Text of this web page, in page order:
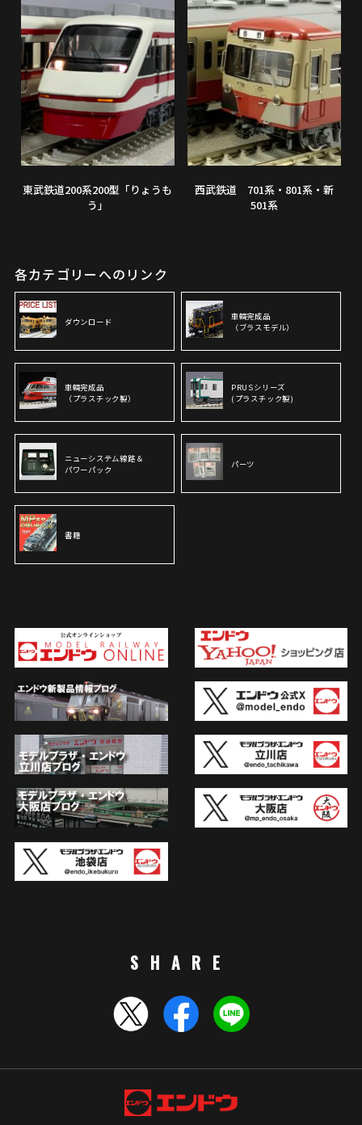
各カテゴリーへのリンク
ダウンロード
車輌完成品
（ブラスモデル）
車輌完成品
（プラスチック製）
PRUSシリーズ
(プラスチック製)
ニューシステム線路＆
パワーパック
パーツ
書籍
東武鉄道200系200型「りょうも
う」
西武鉄道 701系・801系・新
501系
SHARE